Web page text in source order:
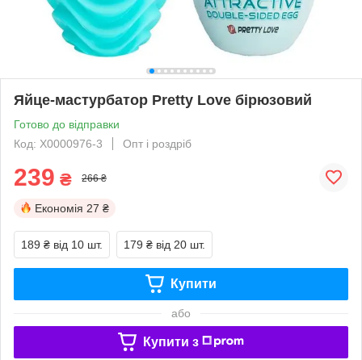
Яйце-мастурбатор Pretty Love бірюзовий
Готово до відправки
Код: X0000976-3
Опт і роздріб
239 ₴ 266 ₴
Економія 27 ₴
189 ₴ від 10 шт. 179 ₴ від 20 шт.
Купити
або
Купити з